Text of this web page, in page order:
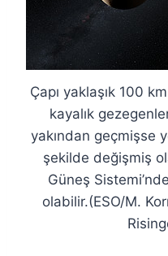
Çapı yaklaşık 100
kayalık
yakından geçmişse
şekilde değişmiş
Güneş
olabilir.(ESO/M.